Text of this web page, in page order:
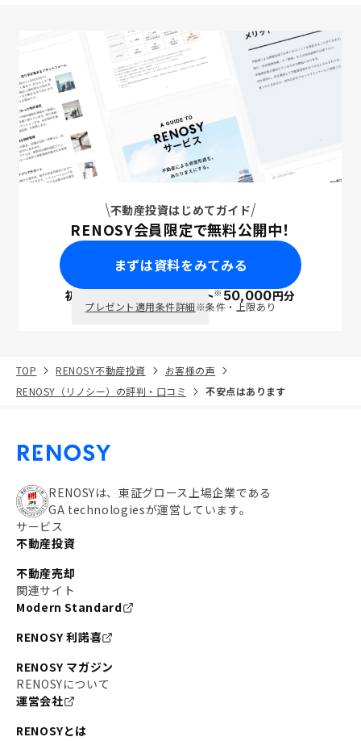
不動産投資はじめてガイド
RENOSY会員限定で無料公開中！
まずは資料をみてみる
初回面談で ポイント※50,000円分
プレゼント適用条件詳細※条件・上限あり
TOP RENOSY不動産投資
お客様の声
RENOSY（リノシー）の評判・口コミ
不安点はあります
RENOSYは、東証グロース上場企業である
GA technologiesが運営しています。
サービス
不動産投資
不動産売却
関連サイト
Modern Standard
RENOSY 利諾喜
RENOSY マガジン
RENOSYについて
運営会社
RENOSYとは